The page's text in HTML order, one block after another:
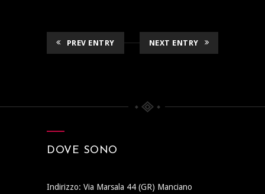
PREV ENTRY NEXT ENTRY
DOVE SONO
Indirizzo: Via Marsala 44 (GR) Manciano